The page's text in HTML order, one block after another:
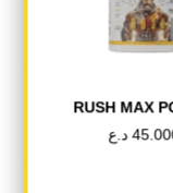
RUSH MAX
د.ع